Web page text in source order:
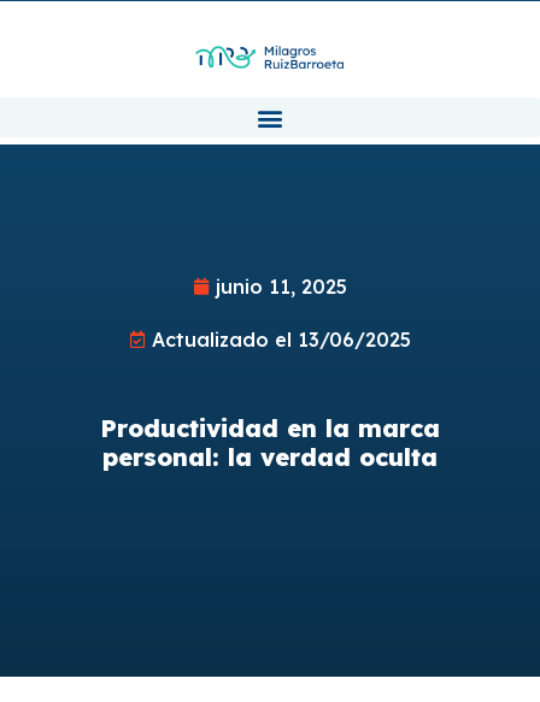
junio 11, 2025
Actualizado el 13/06/2025
Productividad en la marca
personal: la verdad oculta